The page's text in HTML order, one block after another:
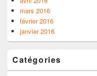
mars 2016
février 2016
janvier 2016
Catégories